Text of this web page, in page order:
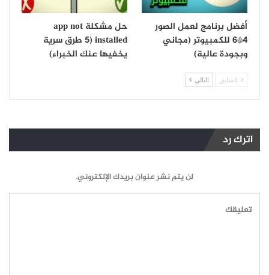
أفضل برنامج لعمل الصور
4*6 للكمبيوتر (مجاني
وبجودة عالية)
حل مشكلة app not
installed (5 طرق سرية
يخفيها عنك الخبراء)
السابق التالي
اترك رد
لن يتم نشر عنوان بريدك الإلكتروني.